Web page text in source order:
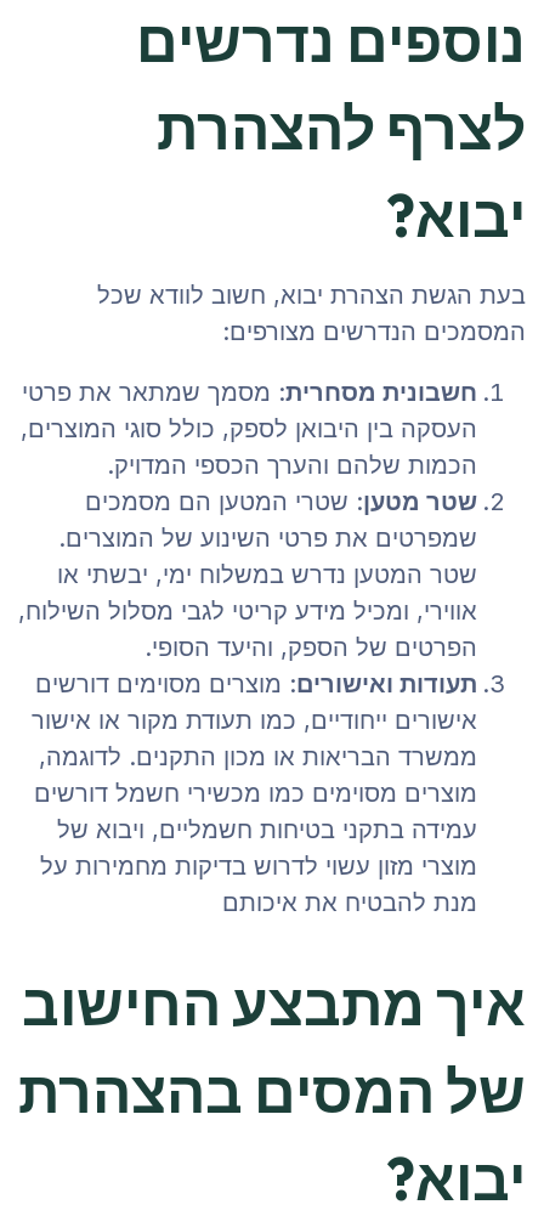
נוספים נדרשים
לצרף להצהרת
יבוא?
בעת הגשת הצהרת יבוא, חשוב לוודא שכל
המסמכים הנדרשים מצורפים:
חשבונית מסחרית: מסמך שמתאר את פרטי
העסקה בין היבואן לספק, כולל סוגי המוצרים,
הכמות שלהם והערך הכספי המדויק.
שטר מטען: שטרי המטען הם מסמכים
שמפרטים את פרטי השינוע של המוצרים.
שטר המטען נדרש במשלוח ימי, יבשתי או
אווירי, ומכיל מידע קריטי לגבי מסלול השילוח,
הפרטים של הספק, והיעד הסופי.
תעודות ואישורים: מוצרים מסוימים דורשים
אישורים ייחודיים, כמו תעודת מקור או אישור
ממשרד הבריאות או מכון התקנים. לדוגמה,
מוצרים מסוימים כמו מכשירי חשמל דורשים
עמידה בתקני בטיחות חשמליים, ויבוא של
מוצרי מזון עשוי לדרוש בדיקות מחמירות על
מנת להבטיח את איכותם​
איך מתבצע החישוב
של המסים בהצהרת
יבוא?